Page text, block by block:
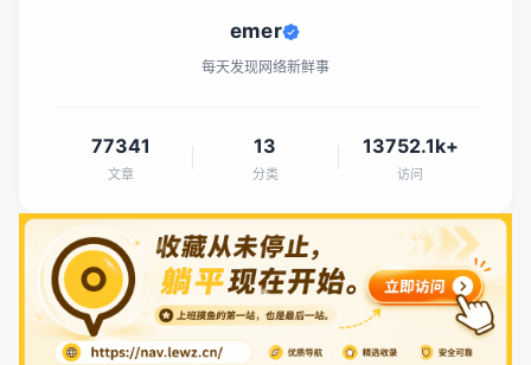
emer
每天发现网络新鲜事
77341
文章
13
分类
13752.1k+
访问